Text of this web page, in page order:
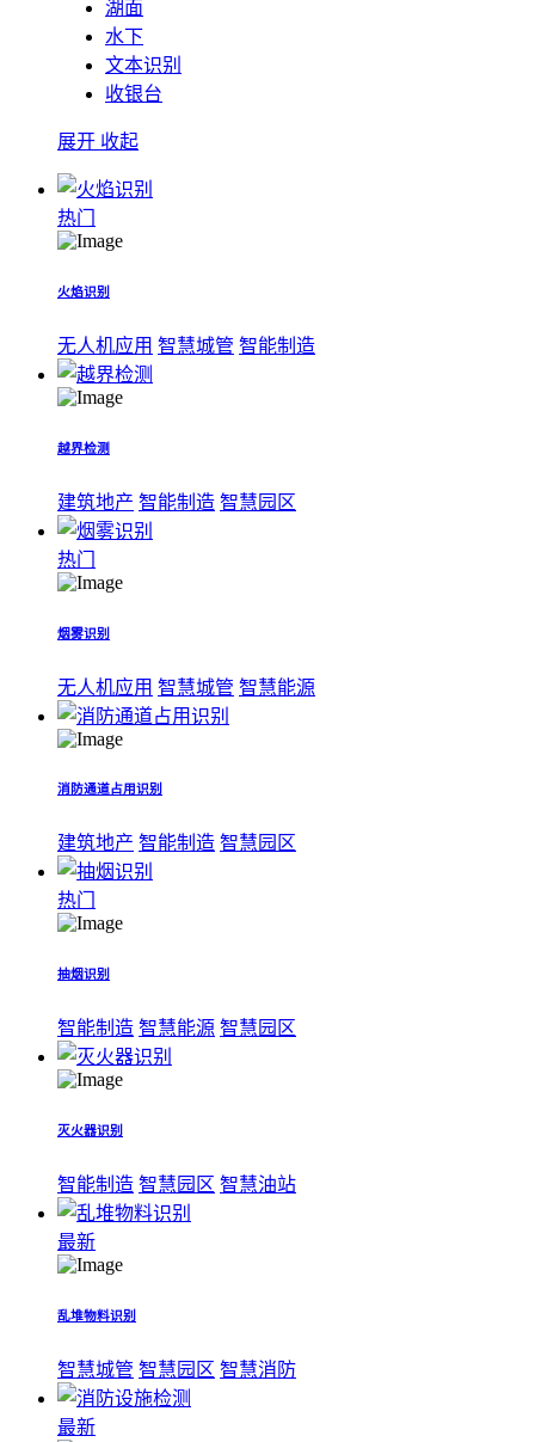
湖面
水下
文本识别
收银台
展开 收起
热门
火焰识别
无人机应用 智慧城管 智能制造
越界检测
建筑地产 智能制造 智慧园区
热门
烟雾识别
无人机应用 智慧城管 智慧能源
消防通道占用识别
建筑地产 智能制造 智慧园区
热门
抽烟识别
智能制造 智慧能源 智慧园区
灭火器识别
智能制造 智慧园区 智慧油站
最新
乱堆物料识别
智慧城管 智慧园区 智慧消防
最新